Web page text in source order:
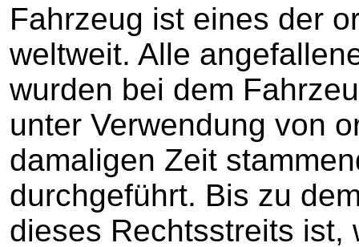
Fahrzeug ist eines der
weltweit. Alle
wurden bei dem
unter Verwendung von
damaligen Zeit
durchgeführt. Bis zu
dieses Rechtsstreits ist,